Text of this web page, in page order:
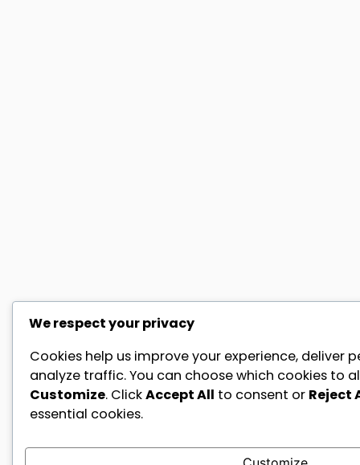
We respect your privacy
Cookies help us improve your experience, deliver
analyze traffic. You can choose which cookies to
Customize. ClickAccept All to consent or Reject
essential cookies.